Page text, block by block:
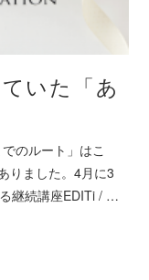
いた「あ
のルート」はこ
りました。4月に3
継続講座EDITi / …